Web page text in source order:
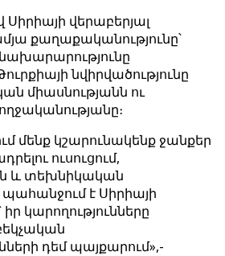
վերաբերյալ
քաղաքականությունը՝
նվիրվածությունը
միասնությանն ու
մենք կշարունակենք ջանքեր
ուսուցում,
և տեխնիկական
պահանջում է Սիրիայի
կարողությունները
դեմ պայքարում»,-